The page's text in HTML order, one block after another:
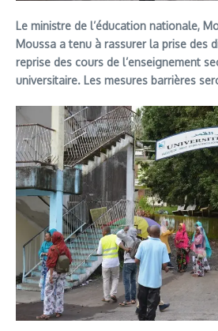
Le ministre de l’éducation nationale,
Moussa a tenu à rassurer la prise des
reprise des cours de l’enseignement
universitaire. Les mesures barrières